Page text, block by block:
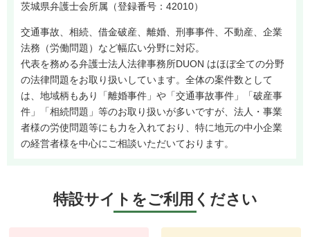
茨城県弁護士会所属（登録番号：42010）
交通事故、相続、借金破産、離婚、刑事事件、不動産、企業
法務（労働問題）など幅広い分野に対応。
代表を務める弁護士法人法律事務所DUON はほぼ全ての分野
の法律問題をお取り扱いしています。全体の案件数として
は、地域柄もあり「離婚事件」や「交通事故事件」「破産事
件」「相続問題」等のお取り扱いが多いですが、法人・事業
者様の労使問題等にも力を入れており、特に地元の中小企業
の経営者様を中心にご相談いただいております。
特設サイトをご利用ください